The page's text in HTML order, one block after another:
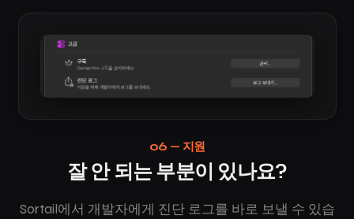
06 — 지원
잘 안 되는 부분이 있나요?
Sortail에서 개발자에게 진단 로그를 바로 보낼 수 있습